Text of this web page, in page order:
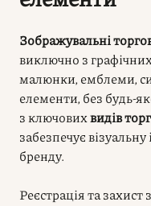
Зображувальні
виключно з
малюнки, емблеми,
елементи, без будь-
з ключовихвидів
забезпечує
бренду.
Реєстрація та